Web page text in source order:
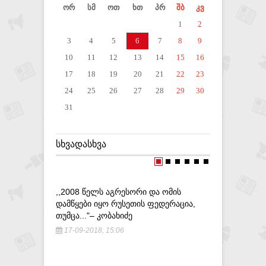
ორ
სმ ოთ ხთ პრ შბ
კვ
1
2
3
4 5 6 7 8
9
10
11 12 13 14 15
16
17
18 19 20 21 22
23
24
25 26 27 28 29
30
31
ᲡᲮᲕᲐᲓᲐᲡᲮᲕᲐ
,,2008 ᲬᲔᲚᲡ ᲐᲒᲠᲔᲡᲝᲠᲘ ᲓᲐ ᲝᲛᲘᲡ
ᲓᲐᲛᲬᲧᲔᲑᲘ ᲘᲧᲝ ᲠᲣᲡᲔᲗᲘᲡ ᲤᲔᲓᲔᲠᲐᲪᲘᲐ,
ᲗᲣᲛᲪᲐ..."– ᲙᲝᲑᲐᲮᲘᲫᲔ
17-09-2018, 15:06